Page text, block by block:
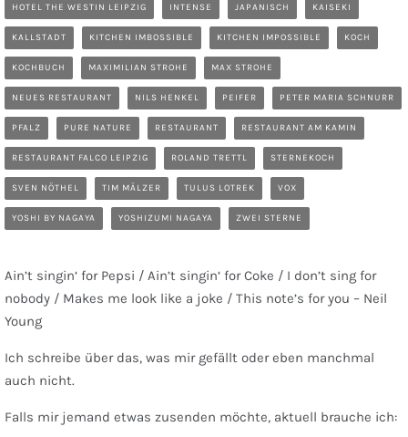
HOTEL THE WESTIN LEIPZIG INTENSE JAPANISCH KAISEKI
KALLSTADT KITCHEN IMBOSSIBLE KITCHEN IMPOSSIBLE KOCH
KOCHBUCH MAXIMILIAN STROHE MAX STROHE
NEUES RESTAURANT NILS HENKEL PEIFER PETER MARIA SCHNURR
PFALZ PURE NATURE RESTAURANT RESTAURANT AM KAMIN
RESTAURANT FALCO LEIPZIG ROLAND TRETTL STERNEKOCH
SVEN NÖTHEL TIM MÄLZER TULUS LOTREK VOX
YOSHI BY NAGAYA YOSHIZUMI NAGAYA ZWEI STERNE
Ain’t singin‘ for Pepsi / Ain’t singin‘ for Coke / I don’t sing for
nobody / Makes me look like a joke / This note’s for you – Neil
Young
Ich schreibe über das, was mir gefällt oder eben manchmal
auch nicht.
Falls mir jemand etwas zusenden möchte, aktuell brauche ich: